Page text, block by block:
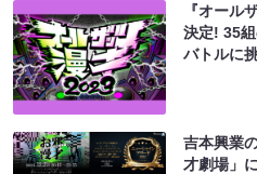
『オール
決定! 35
バトルに
吉本興業
才劇場」